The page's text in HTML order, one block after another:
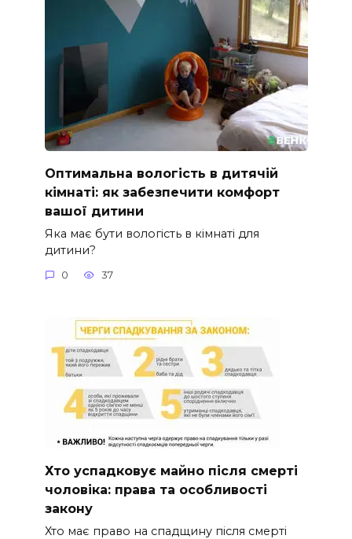
Оптимальна вологість в дитячій
кімнаті: як забезпечити комфорт
вашої дитини
Яка має бути вологість в кімнаті для
дитини?
0 37
Хто успадковує майно після смерті
чоловіка: права та особливості
закону
Хто має право на спадщину після смерті